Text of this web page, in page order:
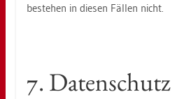
be­ste­hen in die­sen Fäl­len nicht.
7. Da­ten­schutz